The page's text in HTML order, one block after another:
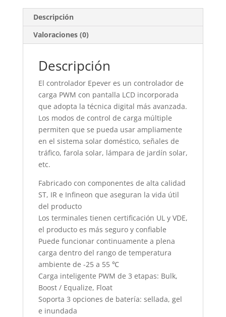
Descripción
Valoraciones (0)
Descripción
El controlador Epever es un controlador de
carga PWM con pantalla LCD incorporada
que adopta la técnica digital más avanzada.
Los modos de control de carga múltiple
permiten que se pueda usar ampliamente
en el sistema solar doméstico, señales de
tráfico, farola solar, lámpara de jardín solar,
etc.
Fabricado con componentes de alta calidad
ST, IR e Infineon que aseguran la vida útil
del producto
Los terminales tienen certificación UL y VDE,
el producto es más seguro y confiable
Puede funcionar continuamente a plena
carga dentro del rango de temperatura
ambiente de -25 a 55 ℃
Carga inteligente PWM de 3 etapas: Bulk,
Boost / Equalize, Float
Soporta 3 opciones de batería: sellada, gel
e inundada